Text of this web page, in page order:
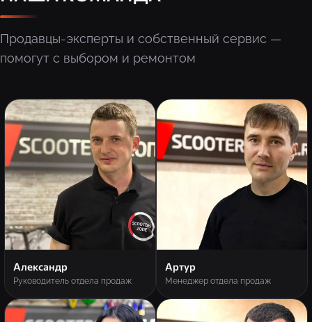
Продавцы-эксперты и собственный сервис —
помогут с выбором и ремонтом
Александр
Руководитель отдела продаж
Артур
Менеджер отдела продаж